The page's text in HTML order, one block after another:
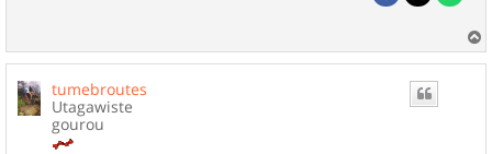
a
tumebroutes
Utagawiste
gourou